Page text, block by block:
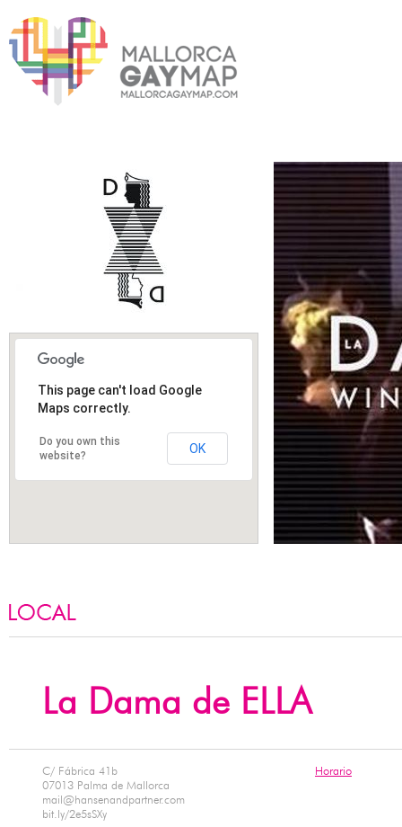
This page can't load Google
Maps correctly.
Do you own this
website?
OK
La Dama de ELLA
C/ Fábrica 41b
07013 Palma de Mallorca
mail@hansenandpartner.com
bit.ly/2e5sSXy
Horario